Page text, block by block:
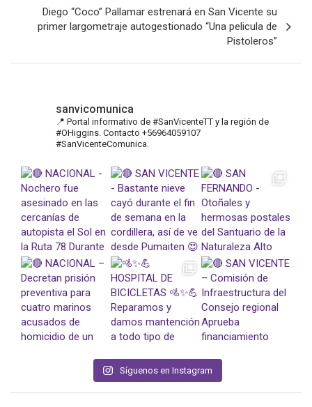
Diego “Coco” Pallamar estrenará en San Vicente su
primer largometraje autogestionado “Una pelicula de
Pistoleros”
sanvicomunica
📍 Portal informativo de #SanVicenteTT y la región de
#OHiggins. Contacto +56964059107
#SanVicenteComunica.
Síguenos en Instagram